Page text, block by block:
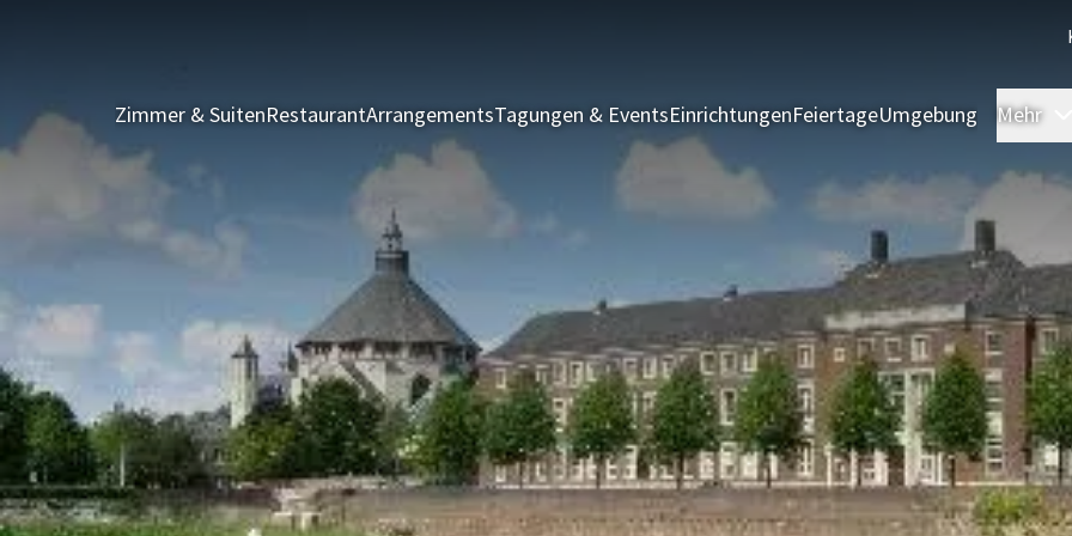
Zimmer & SuitenRestaurantArrangementsTagungen & EventsEinrichtungenFeiertageUmgebung Mehr